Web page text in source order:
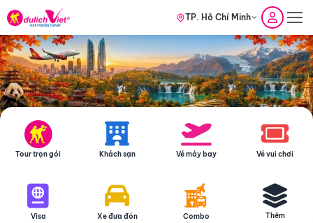
TP. Hồ Chí Minh
Tour trọn gói Khách sạn Vé máy bay Vé vui chơi
Visa Xe đưa đón Combo Thêm